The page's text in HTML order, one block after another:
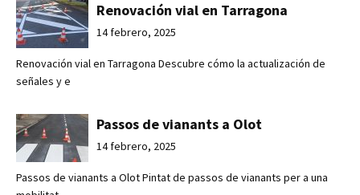
Renovación vial en Tarragona
14 febrero, 2025
Renovación vial en Tarragona Descubre cómo la actualización de
señales y e
Passos de vianants a Olot
14 febrero, 2025
Passos de vianants a Olot Pintat de passos de vianants per a una